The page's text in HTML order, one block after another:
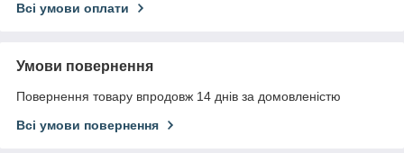
Всі умови оплати
Умови повернення
Повернення товару впродовж 14 днів за домовленістю
Всі умови повернення